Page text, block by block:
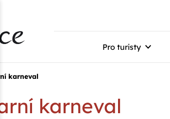
Pro turisty
karneval
karneval